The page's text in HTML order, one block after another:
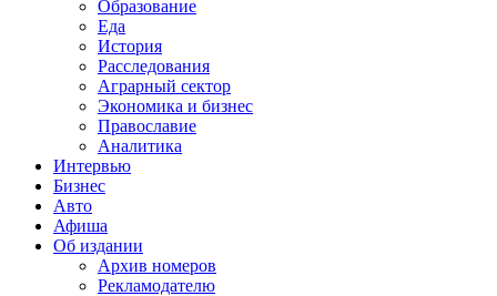
Образование
Еда
История
Расследования
Аграрный сектор
Экономика и бизнес
Православие
Аналитика
Интервью
Бизнес
Авто
Афиша
Об издании
Архив номеров
Рекламодателю